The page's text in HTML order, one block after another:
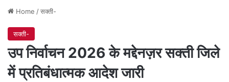
Home /सक्ती-
सक्ती-
उप निर्वाचन 2026 के मद्देनज़र सक्ती जिले
में प्रतिबंधात्मक आदेश जारी